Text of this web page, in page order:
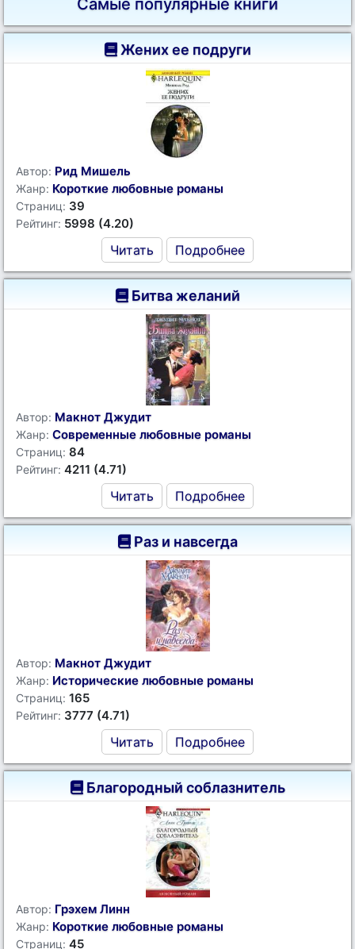
Самые популярные книги
Жених ее подруги
Автор: Рид Мишель
Жанр: Короткие любовные романы
Страниц: 39
Рейтинг: 5998 (4.20)
Читать Подробнее
Битва желаний
Автор: Макнот Джудит
Жанр: Современные любовные романы
Страниц: 84
Рейтинг: 4211 (4.71)
Читать Подробнее
Раз и навсегда
Автор: Макнот Джудит
Жанр: Исторические любовные романы
Страниц: 165
Рейтинг: 3777 (4.71)
Читать Подробнее
Благородный соблазнитель
Автор: Грэхем Линн
Жанр: Короткие любовные романы
Страниц: 45